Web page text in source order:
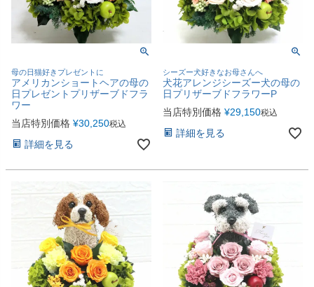
母の日猫好きプレゼントに
アメリカンショートヘアの母の
日プレゼントプリザーブドフラ
ワー
当店特別価格 ¥30,250税込
詳細を見る
シーズー犬好きなお母さんへ
犬花アレンジシーズー犬の母の
日プリザーブドフラワーP
当店特別価格 ¥29,150税込
詳細を見る